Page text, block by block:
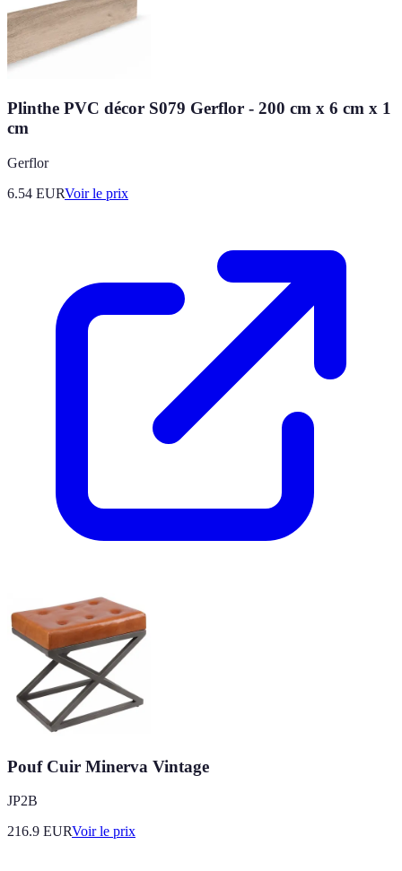
Plinthe PVC décor S079 Gerflor - 200 cm x 6 cm x 1
cm
Gerflor
6.54 EURVoir le prix
Pouf Cuir Minerva Vintage
JP2B
216.9 EURVoir le prix